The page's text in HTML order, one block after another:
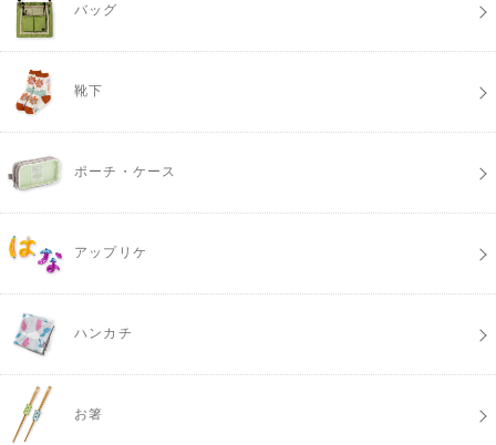
バッグ
靴下
ポーチ・ケース
アップリケ
ハンカチ
お箸